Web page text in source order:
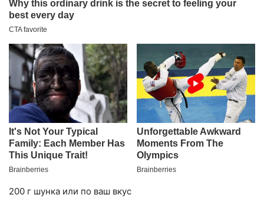
200 г шунка или по ваш вкус